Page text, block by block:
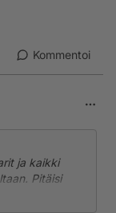
Kommentoi
ja kaikki
Pitäisi
vai jättääkö